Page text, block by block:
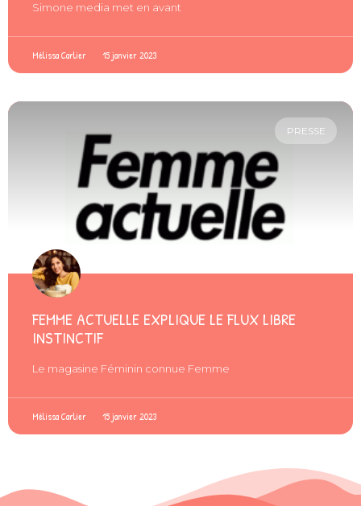
Simone media met en avant
Mélissa Carlier 15 janvier 2023
PRESSE
FEMME ACTUELLE EXPLIQUE LE FLUX LIBRE
INSTINCTIF
Le magasine Féminin connue Femme
Mélissa Carlier 15 janvier 2023